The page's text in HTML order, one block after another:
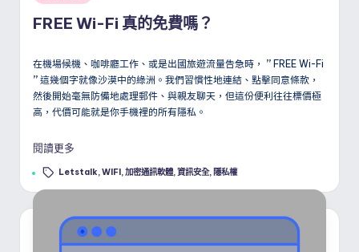
in
FREE Wi-Fi 真的免費嗎？
在機場候機、咖啡廳工作、或是出國旅遊流量告急時， ” FREE Wi-Fi
” 這幾個字就像沙漠中的綠洲。我們習慣性地連結、點擊同意條款，
然後開始毫無防備地處理郵件、與親友聊天，但這份便利往往標價極
高，代價可能就是你手機裡的所有隱私。
閱讀更多
Tags: Letstalk,WIFI ,加密通訊軟體,資訊安全, 隱私權